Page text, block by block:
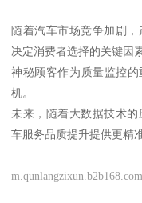
随着汽车市场竞争加剧
决定消费者选择的关键因
神秘顾客作为质量监控
机。
未来，随着大数据技术
车服务品质提升提供更精
m.qunlangzixun.b2b168.com